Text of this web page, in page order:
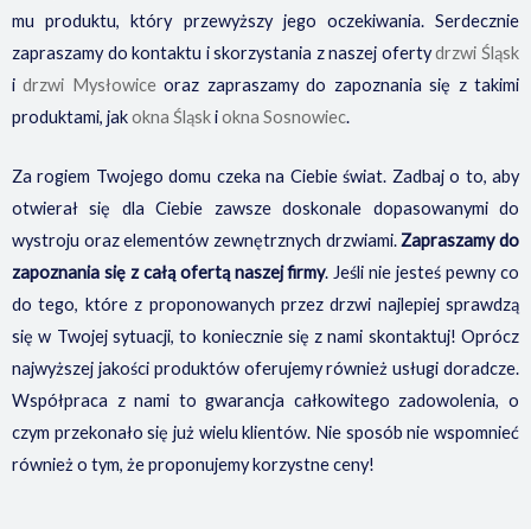
mu produktu, który przewyższy jego oczekiwania. Serdecznie
zapraszamy do kontaktu i skorzystania z naszej ofertydrzwi Śląsk
idrzwi Mysłowiceoraz zapraszamy do zapoznania się z takimi
produktami, jakokna Śląskiokna Sosnowiec.
Za rogiem Twojego domu czeka na Ciebie świat. Zadbaj o to, aby
otwierał się dla Ciebie zawsze doskonale dopasowanymi do
wystroju oraz elementów zewnętrznych drzwiami. Zapraszamy do
zapoznania się z całą ofertą naszej firmy. Jeśli nie jesteś pewny co
do tego, które z proponowanych przez drzwi najlepiej sprawdzą
się w Twojej sytuacji, to koniecznie się z nami skontaktuj! Oprócz
najwyższej jakości produktów oferujemy również usługi doradcze.
Współpraca z nami to gwarancja całkowitego zadowolenia, o
czym przekonało się już wielu klientów. Nie sposób nie wspomnieć
również o tym, że proponujemy korzystne ceny!